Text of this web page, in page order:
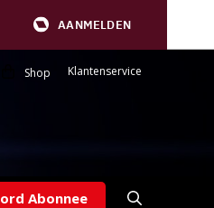
AANMELDEN
Shop Klantenservice
Abonnee